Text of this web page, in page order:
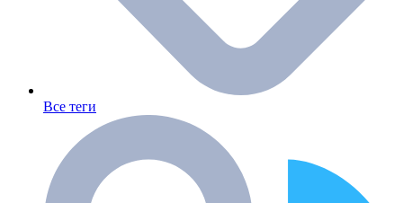
Все теги